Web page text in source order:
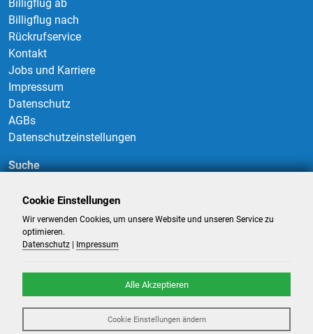
Billigflug ab
Billigflug nach
Rückrufservice
Kontakt
Jobs und Karriere
Impressum
Datenschutz
AGBs
Datenschutzeinstellungen
Suche
Suchen
Billigflüge und Reisen- Alle Rechte reserviert. -
Cookie Einstellungen
Wir verwenden Cookies, um unsere Website und unseren Service zu
optimieren.
Datenschutz
Impressum
Alle Akzeptieren
Cookie Einstellungen ändern